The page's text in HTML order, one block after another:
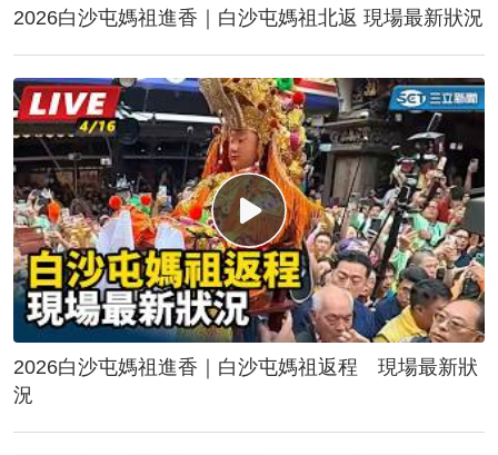
2026白沙屯媽祖進香｜白沙屯媽祖北返 現場最新狀況
2026白沙屯媽祖進香｜白沙屯媽祖返程 現場最新狀
況